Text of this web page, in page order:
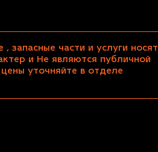
запасные части и услуги носят
и Не являются публичной
уточняйте в отделе